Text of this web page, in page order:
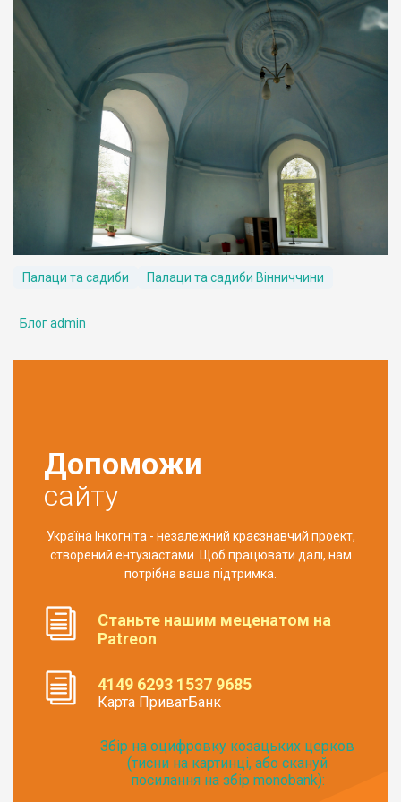
Палаци та садиби Палаци та садиби Вінниччини
Блог admin
Допоможи
сайту
Україна Інкогніта - незалежний краєзнавчий проект,
створений ентузіастами. Щоб працювати далі, нам
потрібна ваша підтримка.
Станьте нашим меценатом на
Patreon
4149 6293 1537 9685
Карта ПриватБанк
Збір на оцифровку козацьких церков
(тисни на картинці, або скануй
посилання на збір monobank):